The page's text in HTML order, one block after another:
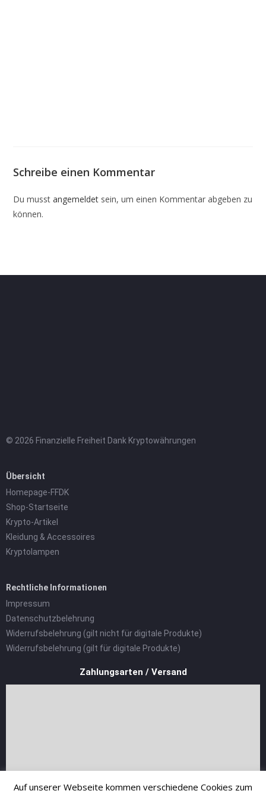
Schreibe einen Kommentar
Du musstangemeldet sein, um einen Kommentar abgeben zu
können.
© 2026 Finanzielle Freiheit Dank Kryptowährungen
Übersicht
Homepage-FFDK
Shop-Startseite
Krypto-Artikel
Kleidung & Accessoires
Kryptolampen
Rechtliche Informationen
Impressum
Datenschutzbelehrung
Widerrufsbelehrung (gilt nicht für digitale Produkte)
Widerrufsbelehrung (gilt für digitale Produkte)
Zahlungsarten / Versand
Auf unserer Webseite kommen verschiedene Cookies zum